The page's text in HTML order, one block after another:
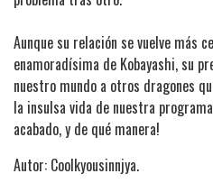
Aunque su relación se vuelve más
enamoradísima de Kobayashi, su
nuestro mundo a otros dragones
la insulsa vida de nuestra
acabado, y de qué manera!
Autor: Coolkyousinnjya.